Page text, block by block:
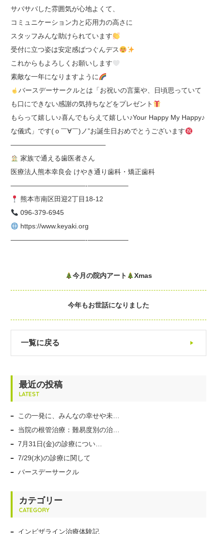
サバサバした雰囲気が心地よくて、
コミュニケーション力と応用力の高さに
スタッフみんな助けられています
受付に立つ姿は安定感ばつぐんデス
これからもよろしくお願いします
素敵な一年になりますように
バースデーサークルとは「お祝いの言葉や、日頃思っていて
も口にできない感謝の気持ちなどをプレゼント
もらって嬉しい♪喜んでもらえて嬉しい♪Your Happy My Happy♪
な儀式」です(ｏ￣∀￣)ノ”お誕生日おめでとうございます
――――――――――――――
家族で通える歯医者さん
医療法人熊本幸良会 けやき通り歯科・矯正歯科
———————————-——————
熊本市南区田迎2丁目18-12
096-379-6945
https://www.keyaki.org
———————————-——————
今月の院内アート Xmas
今年もお世話になりました
一覧に戻る
最近の投稿
LATEST
この一発に、みんなの幸せや未…
当院の根管治療：難易度別の治…
7月31日(金)の診療につい…
7/29(水)の診療に関して
バースデーサークル
カテゴリー
CATEGORY
インビザライン治療体験記